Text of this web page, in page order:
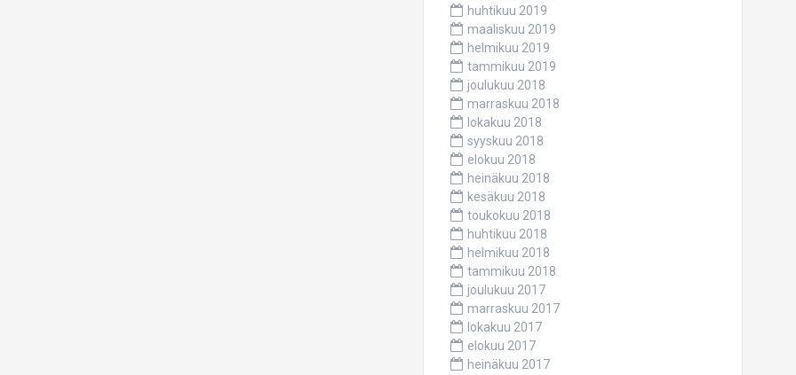
huhtikuu 2019
maaliskuu 2019
helmikuu 2019
tammikuu 2019
joulukuu 2018
marraskuu 2018
lokakuu 2018
syyskuu 2018
elokuu 2018
heinäkuu 2018
kesäkuu 2018
toukokuu 2018
huhtikuu 2018
helmikuu 2018
tammikuu 2018
joulukuu 2017
marraskuu 2017
lokakuu 2017
elokuu 2017
heinäkuu 2017